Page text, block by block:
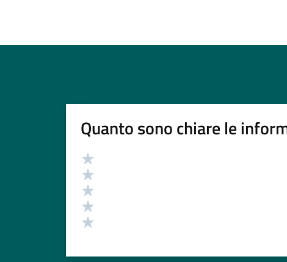
Quanto sono chiare le
Valutazione